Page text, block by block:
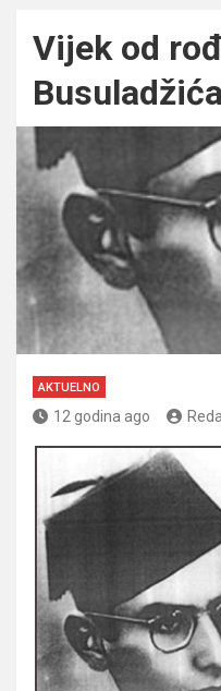
Vijek od
Busuladžića
AKTUELNO
12 godina ago